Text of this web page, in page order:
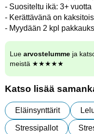
- Suositeltu ikä: 3+ vuotta
- Kerättävänä on
- Myydään 2 kpl
Lue arvostelumme ja
meistä ★★★★★
Katso lisää
Eläinsynttärit
Stressipallot